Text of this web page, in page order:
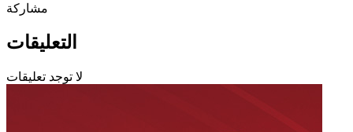
مشاركة
التعليقات
لا توجد تعليقات